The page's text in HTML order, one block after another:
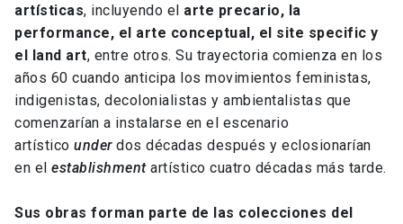
artísticas, incluyendo el arte precario, la
performance, el arte conceptual, el site specific y
el land art, entre otros. Su trayectoria comienza en los
años 60 cuando anticipa los movimientos feministas,
indigenistas, decolonialistas y ambientalistas que
comenzarían a instalarse en el escenario
artístico underdos décadas después y eclosionarían
en el establishmentartístico cuatro décadas más tarde.
Sus obras forman parte de las colecciones del